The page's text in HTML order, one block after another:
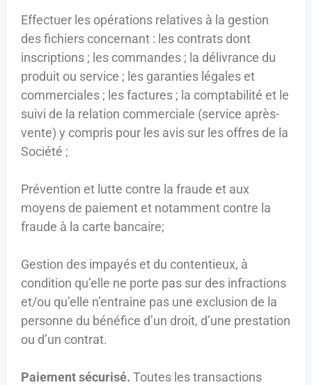
Effectuer les opérations relatives à la gestion
des fichiers concernant : les contrats dont
inscriptions ; les commandes ; la délivrance du
produit ou service ; les garanties légales et
commerciales ; les factures ; la comptabilité et le
suivi de la relation commerciale (service après-
vente) y compris pour les avis sur les offres de la
Société ;
Prévention et lutte contre la fraude et aux
moyens de paiement et notamment contre la
fraude à la carte bancaire;
Gestion des impayés et du contentieux, à
condition qu’elle ne porte pas sur des infractions
et/ou qu’elle n’entraîne pas une exclusion de la
personne du bénéfice d’un droit, d’une prestation
ou d’un contrat.
Paiement sécurisé. Toutes les transactions